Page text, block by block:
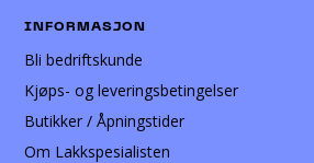
INFORMASJON
Bli bedriftskunde
Kjøps- og leveringsbetingelser
Butikker / Åpningstider
Om Lakkspesialisten